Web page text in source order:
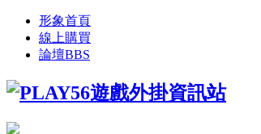
形象首頁
線上購買
論壇BBS